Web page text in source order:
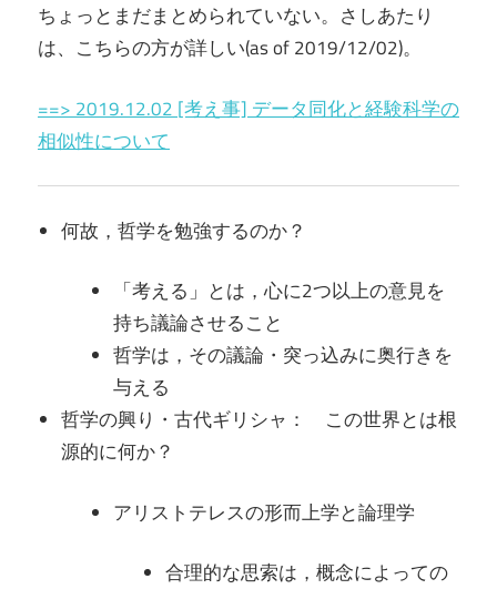
ちょっとまだまとめられていない。さしあたり
は、こちらの方が詳しい(as of 2019/12/02)。
==> 2019.12.02 [考え事] データ同化と経験科学の
相似性について
何故，哲学を勉強するのか？
「考える」とは，心に2つ以上の意見を
持ち議論させること
哲学は，その議論・突っ込みに奥行きを
与える
哲学の興り・古代ギリシャ： この世界とは根
源的に何か？
アリストテレスの形而上学と論理学
合理的な思索は，概念によっての